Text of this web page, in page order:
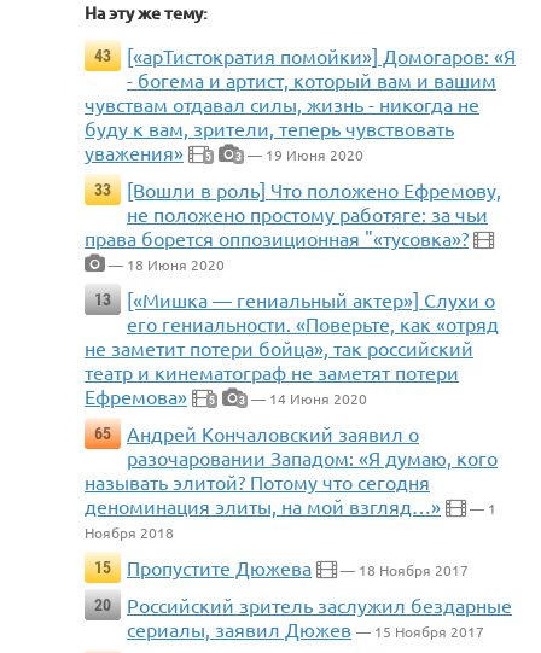
На эту же тему:
43
[«арТистократия помойки»] Домогаров: «Я
- богема и артист, который вам и вашим
чувствам отдавал силы, жизнь - никогда не
буду к вам, зрители, теперь чувствовать
уважения»
5 3 — 19 Июня 2020
33
[Вошли в роль] Что положено Ефремову,
не положено простому работяге: за чьи
права борется оппозиционная "«тусовка»?
— 18 Июня 2020
13
[«Мишка — гениальный актер»] Слухи о
его гениальности. «Поверьте, как «отряд
не заметит потери бойца», так российский
театр и кинематограф не заметят потери
Ефремова»
5 3 — 14 Июня 2020
65
Андрей Кончаловский заявил о
разочаровании Западом: «Я думаю, кого
называть элитой? Потому что сегодня
деноминация элиты, на мой взгляд…»
— 1
Ноября 2018
15
Пропустите Дюжева
— 18 Ноября 2017
20
Российский зритель заслужил бездарные
сериалы, заявил Дюжев — 15 Ноября 2017